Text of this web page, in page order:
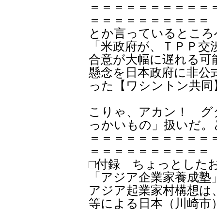
＝＝＝＝＝＝＝＝＝＝
＝＝＝＝＝＝＝＝＝＝
とか言っているとこ
「米政府が、ＴＰＰ
合意が大幅に遅れる
懸念を日本政府に非公
った【ワシントン共
こりゃ、アカン！ グ
っかいもの」扱いだ
＝＝＝＝＝＝＝＝＝＝
＝＝＝＝＝＝＝＝＝＝
□付録 ちょっとした
「アジア企業家養成
アジア起業家村構想
等による日本（川崎